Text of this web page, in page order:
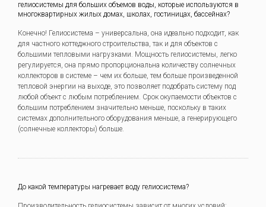
гелиосистемы для больших объемов воды, которые используются в
многоквартирных жилых домах, школах, гостиницах, бассейнах?
Конечно! Гелиосистема – универсальна, она идеально подходит, как
для частного коттеджного строительства, так и для объектов с
большими тепловыми нагрузками. Мощность гелиосистемы, легко
регулируется, она прямо пропорциональна количеству солнечных
коллекторов в системе – чем их больше, тем больше произведенной
тепловой энергии на выходе, это позволяет подобрать систему под
любой объект с любым потреблением. Срок окупаемости объектов с
большим потреблением значительно меньше, поскольку в таких
системах дополнительного оборудования меньше, а генерирующего
(солнечные коллекторы) больше.
До какой температуры нагревает воду гелиосистема?